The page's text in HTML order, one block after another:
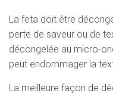
La feta doit être
perte de saveur ou de
décongelée au micro-
peut endommager la
La meilleure façon de